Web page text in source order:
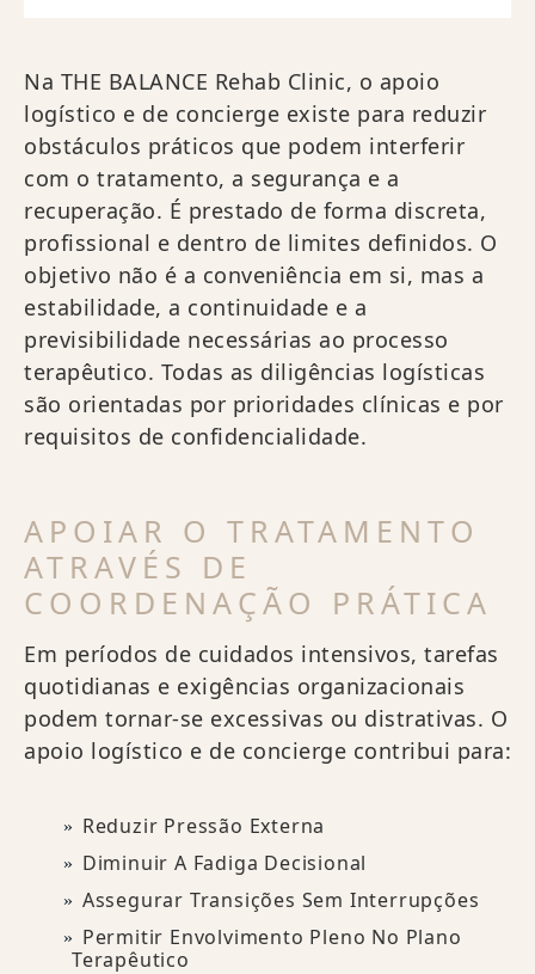
Na THE BALANCE Rehab Clinic, o apoio
logístico e de concierge existe para reduzir
obstáculos práticos que podem interferir
com o tratamento, a segurança e a
recuperação. É prestado de forma discreta,
profissional e dentro de limites definidos. O
objetivo não é a conveniência em si, mas a
estabilidade, a continuidade e a
previsibilidade necessárias ao processo
terapêutico. Todas as diligências logísticas
são orientadas por prioridades clínicas e por
requisitos de confidencialidade.
APOIAR O TRATAMENTO
ATRAVÉS DE
COORDENAÇÃO PRÁTICA
Em períodos de cuidados intensivos, tarefas
quotidianas e exigências organizacionais
podem tornar-se excessivas ou distrativas. O
apoio logístico e de concierge contribui para:
Reduzir Pressão Externa
Diminuir A Fadiga Decisional
Assegurar Transições Sem Interrupções
Permitir Envolvimento Pleno No Plano
Terapêutico